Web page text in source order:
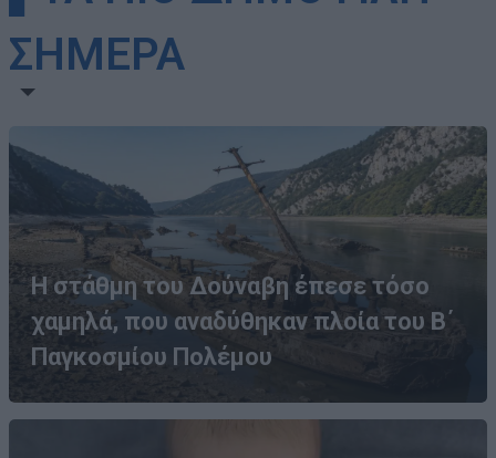
ΣΗΜΕΡΑ
Η στάθμη του Δούναβη έπεσε τόσο
χαμηλά, που αναδύθηκαν πλοία του Β΄
Παγκοσμίου Πολέμου